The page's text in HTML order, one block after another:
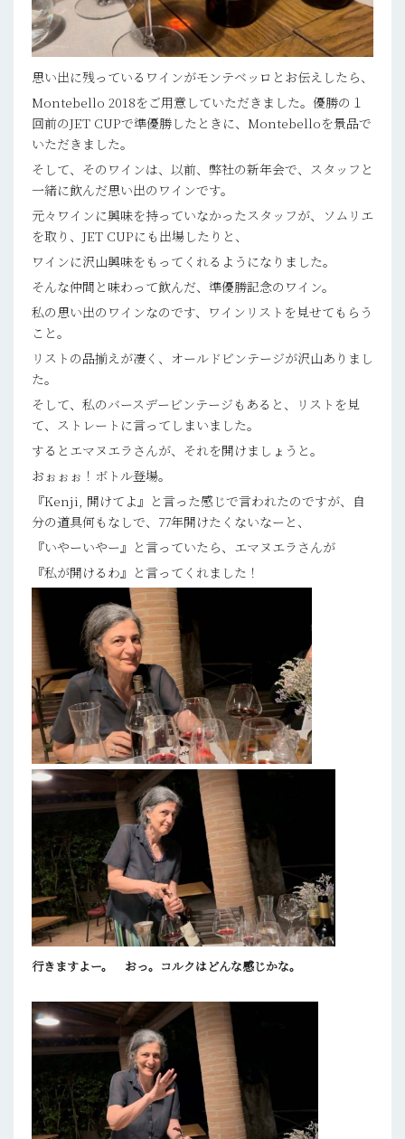
思い出に残っているワインがモンテベッロとお伝えしたら、
Montebello 2018をご用意していただきました。優勝の１
回前のJET CUPで準優勝したときに、Montebelloを景品で
いただきました。
そして、そのワインは、以前、弊社の新年会で、スタッフと
一緒に飲んだ思い出のワインです。
元々ワインに興味を持っていなかったスタッフが、ソムリエ
を取り、JET CUPにも出場したりと、
ワインに沢山興味をもってくれるようになりました。
そんな仲間と味わって飲んだ、準優勝記念のワイン。
私の思い出のワインなのです、ワインリストを見せてもらう
こと。
リストの品揃えが凄く、オールドビンテージが沢山ありまし
た。
そして、私のバースデービンテージもあると、リストを見
て、ストレートに言ってしまいました。
するとエマヌエラさんが、それを開けましょうと。
おぉぉぉ！ボトル登場。
『Kenji, 開けてよ』と言った感じで言われたのですが、自
分の道具何もなしで、77年開けたくないなーと、
『いやーいやー』と言っていたら、エマヌエラさんが
『私が開けるわ』と言ってくれました！
行きますよー。 おっ。コルクはどんな感じかな。